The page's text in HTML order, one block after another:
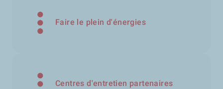
Faire le plein d'énergies
Centres d'entretien partenaires